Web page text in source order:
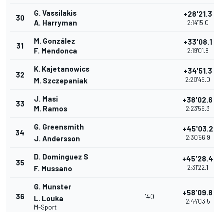
30
G. Vassilakis
A. Harryman
+28'21.3
2:14'15.0
31
M. González
F. Mendonca
+33'08.1
2:19'01.8
32
K. Kajetanowics
M. Szczepaniak
+34'51.3
2:20'45.0
33
J. Masi
M. Ramos
+38'02.6
2:23'56.3
34
G. Greensmith
J. Andersson
+45'03.2
2:30'56.9
35
D. Dominguez S
F. Mussano
+45'28.4
2:31'22.1
36
G. Munster
L. Louka
M-Sport
'40 +58'09.8
2:44'03.5